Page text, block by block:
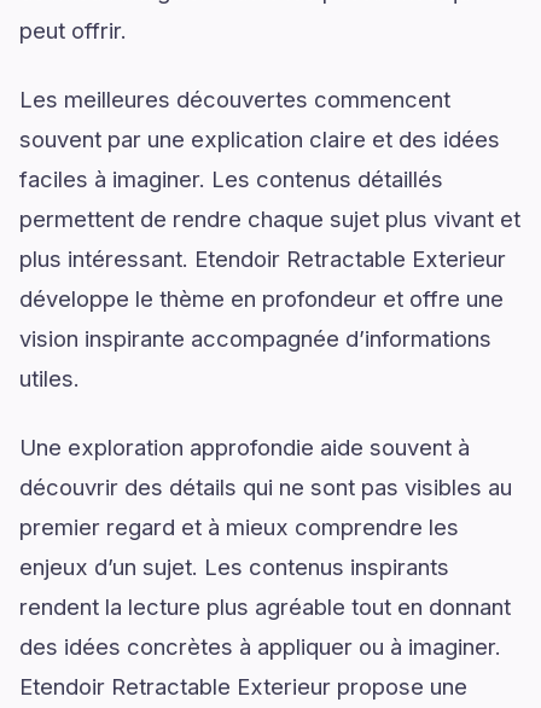
peut offrir.
Les meilleures découvertes commencent
souvent par une explication claire et des idées
faciles à imaginer. Les contenus détaillés
permettent de rendre chaque sujet plus vivant et
plus intéressant. Etendoir Retractable Exterieur
développe le thème en profondeur et offre une
vision inspirante accompagnée d’informations
utiles.
Une exploration approfondie aide souvent à
découvrir des détails qui ne sont pas visibles au
premier regard et à mieux comprendre les
enjeux d’un sujet. Les contenus inspirants
rendent la lecture plus agréable tout en donnant
des idées concrètes à appliquer ou à imaginer.
Etendoir Retractable Exterieur propose une